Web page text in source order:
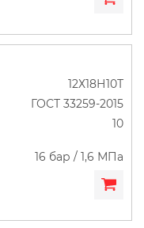
12Х18Н10Т
ГОСТ 33259-2015
10
16 бар / 1,6 МПа